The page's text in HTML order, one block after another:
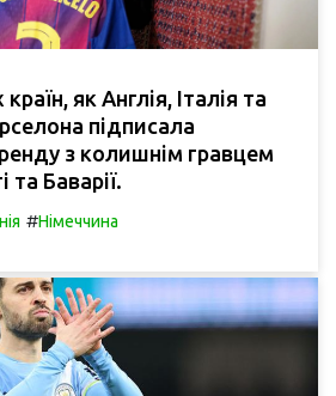
як Англія, Італія та
підписала
з колишнім гравцем
та Баварії.
#Німеччина